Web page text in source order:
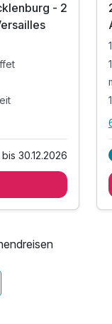
- 2
im
30.12.2026